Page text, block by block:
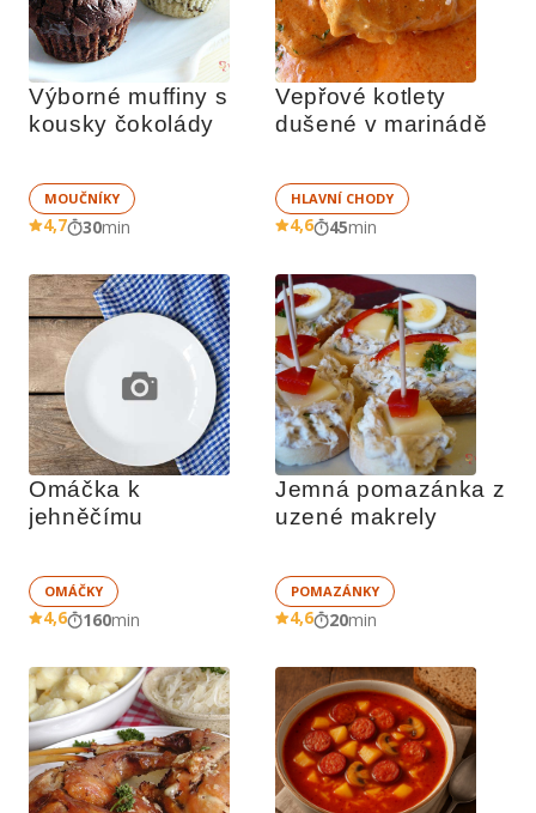
Výborné muffiny s
kousky čokolády
MOUČNÍKY
4,7 30min
Vepřové kotlety
dušené v marinádě
HLAVNÍ CHODY
4,6 45min
Omáčka k
jehněčímu
OMÁČKY
4,6 160min
Jemná pomazánka z
uzené makrely
POMAZÁNKY
4,6 20min